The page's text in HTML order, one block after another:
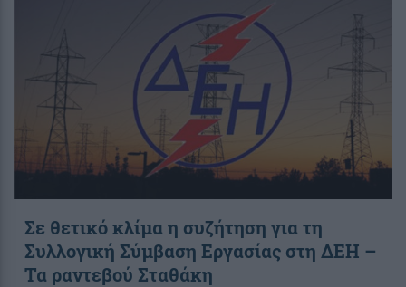
Σε θετικό κλίμα η συζήτηση για τη
Συλλογική Σύμβαση Εργασίας στη ΔΕΗ –
Τα ραντεβού Σταθάκη